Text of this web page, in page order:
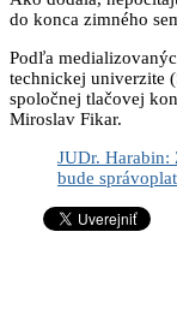
do konca zimného
Podľa
technickej univerzite
spoločnej tlačovej
Miroslav Fikar.
JUDr. Harabin:
bude